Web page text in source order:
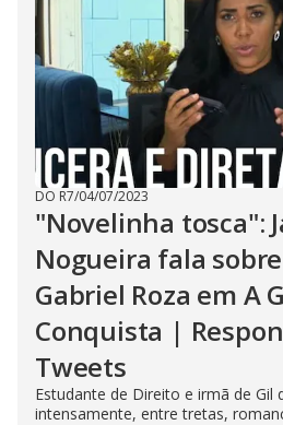
DO R7/04/07/2023
"Novelinha tosca":
Nogueira fala
Gabriel Roza em A
Conquista |
Tweets
Estudante de Direito e irmã de Gil
intensamente, entre tretas,